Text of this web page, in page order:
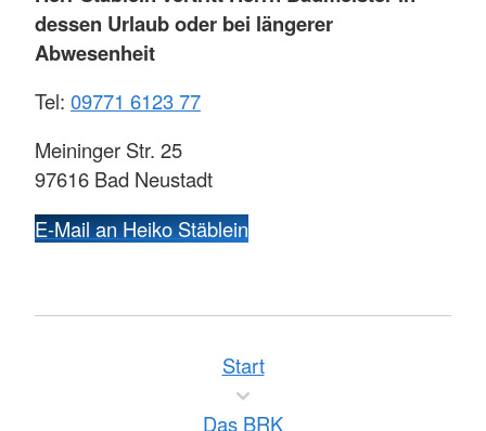
dessen Urlaub oder bei längerer
Abwesenheit
Tel: 09771 6123 77
Meininger Str. 25
97616 Bad Neustadt
E-Mail an Heiko Stäblein
Start
Das BRK